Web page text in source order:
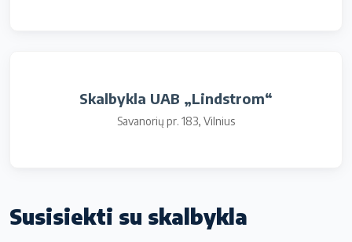
Skalbykla UAB „Lindstrom“
Savanorių pr. 183, Vilnius
Susisiekti su skalbykla